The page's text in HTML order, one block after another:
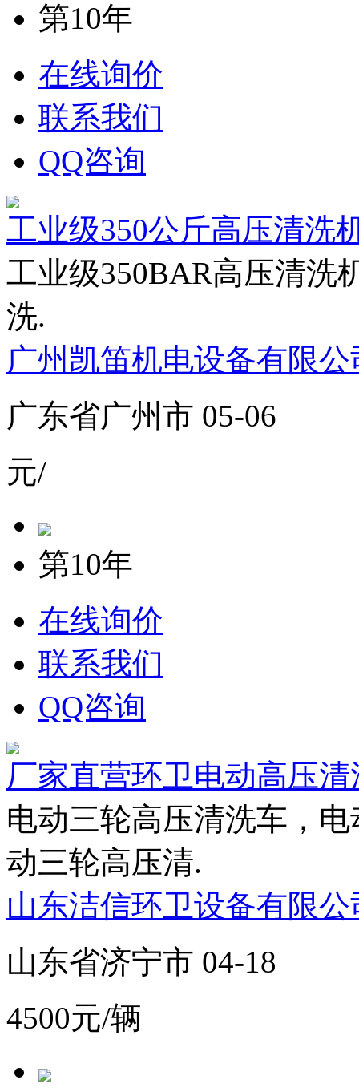
第10年
在线询价
联系我们
QQ咨询
工业级350公斤高压清洗
工业级350BAR高压清洗
洗.
广州凯笛机电设备有限公
广东省广州市 05-06
元/
第10年
在线询价
联系我们
QQ咨询
厂家直营环卫电动高压
电动三轮高压清洗车，
动三轮高压清.
山东洁信环卫设备有限公
山东省济宁市 04-18
4500元/辆